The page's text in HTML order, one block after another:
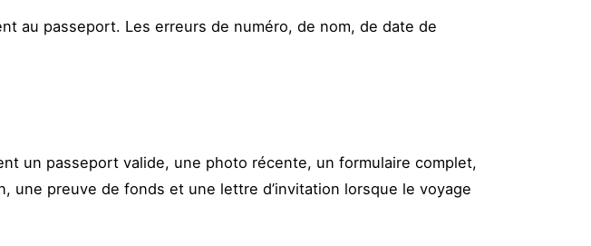
au passeport. Les erreurs de numéro, de nom, de date de
un passeport valide, une photo récente, un formulaire complet,
une preuve de fonds et une lettre d’invitation lorsque le voyage